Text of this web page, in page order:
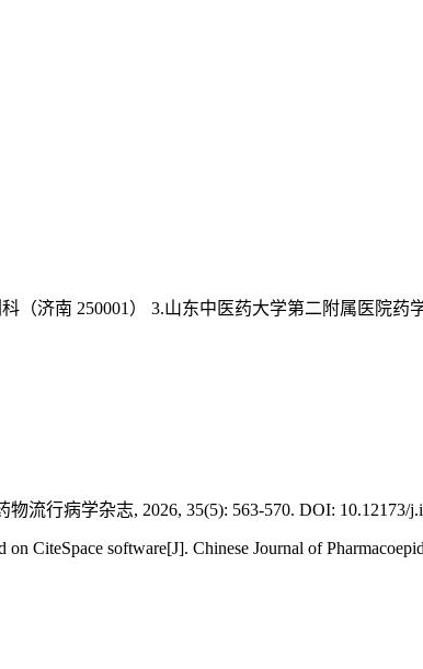
（济南 250001） 3.山东中医药大学第二附属医院药
行病学杂志, 2026, 35(5): 563-570. DOI: 10.12173/
CiteSpace software[J]. Chinese Journal of